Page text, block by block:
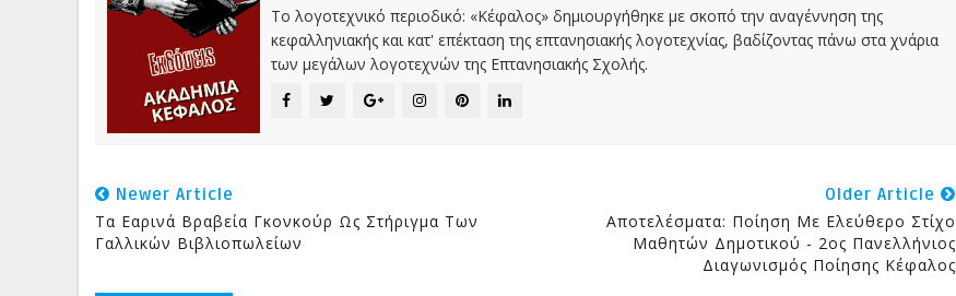
Το λογοτεχνικό περιοδικό: «Κέφαλος» δημιουργήθηκε με σκοπό την αναγέννηση της
κεφαλληνιακής και κατ' επέκταση της επτανησιακής λογοτεχνίας, βαδίζοντας πάνω στα χνάρια
των μεγάλων λογοτεχνών της Επτανησιακής Σχολής.
Newer Article
Τα Εαρινά Βραβεία Γκονκούρ Ως Στήριγμα Των
Γαλλικών Βιβλιοπωλείων
Older Article
Αποτελέσματα: Ποίηση Με Ελεύθερο Στίχο
Μαθητών Δημοτικού - 2ος Πανελλήνιος
Διαγωνισμός Ποίησης Κέφαλος